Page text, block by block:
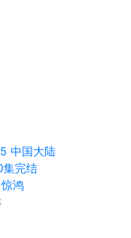
中国大陆
集完结
鸿